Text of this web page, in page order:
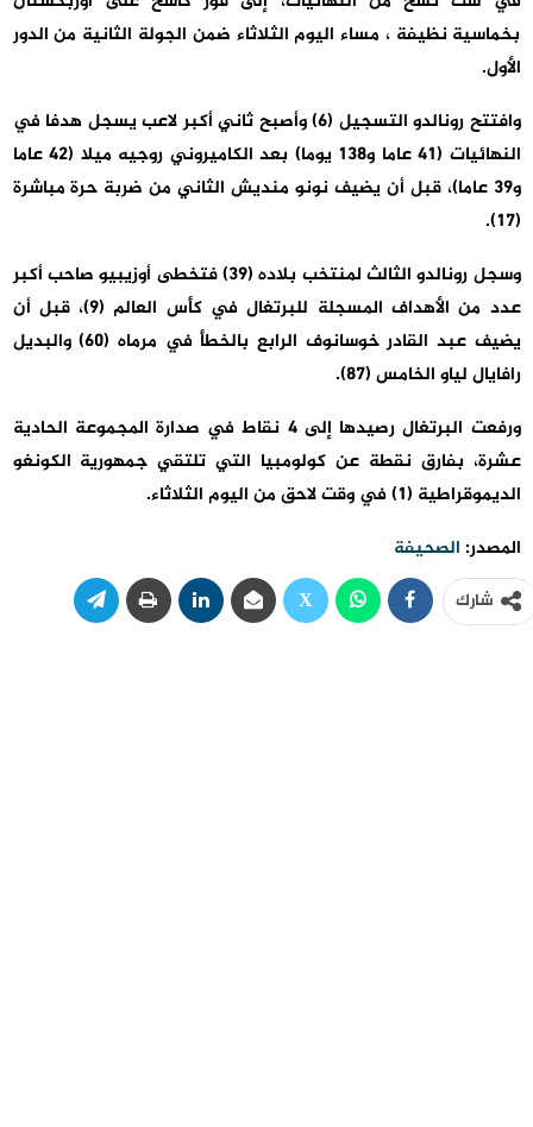
بخماسية نظيفة ، مساء اليوم الثلاثاء ضمن الجولة الثانية من الدور
الأول.
وافتتح رونالدو التسجيل (6) وأصبح ثاني أكبر لاعب يسجل هدفا في
النهائيات (41 عاما و138 يوما) بعد الكاميروني روجيه ميلا (42 عاما
و39 عاما)، قبل أن يضيف نونو منديش الثاني من ضربة حرة مباشرة
(17).
وسجل رونالدو الثالث لمنتخب بلاده (39) فتخطى أوزيبيو صاحب أكبر
عدد من الأهداف المسجلة للبرتغال في كأس العالم (9)، قبل أن
يضيف عبد القادر خوسانوف الرابع بالخطأ في مرماه (60) والبديل
رافايال لياو الخامس (87).
ورفعت البرتغال رصيدها إلى 4 نقاط في صدارة المجموعة الحادية
عشرة، بفارق نقطة عن كولومبيا التي تلتقي جمهورية الكونغو
الديموقراطية (1) في وقت لاحق من اليوم الثلاثاء.
المصدر: الصحيفة
شارك